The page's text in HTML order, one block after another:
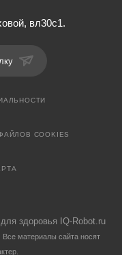
вл30с1.
COOKIES
здоровья IQ-Robot.ru
Все материалы сайта носят